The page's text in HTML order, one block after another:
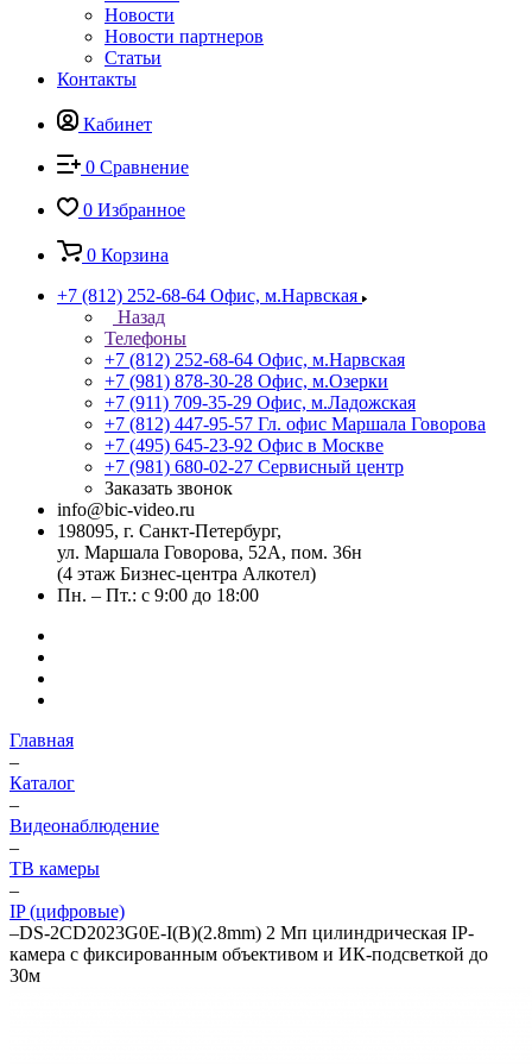
Новости
Новости партнеров
Статьи
Контакты
Кабинет
0 Сравнение
0 Избранное
0 Корзина
+7 (812) 252-68-64 Офис, м.Нарвская
Назад
Телефоны
+7 (812) 252-68-64 Офис, м.Нарвская
+7 (981) 878-30-28 Офис, м.Озерки
+7 (911) 709-35-29 Офис, м.Ладожская
+7 (812) 447-95-57 Гл. офис Маршала Говорова
+7 (495) 645-23-92 Офис в Москве
+7 (981) 680-02-27 Сервисный центр
Заказать звонок
info@bic-video.ru
198095, г. Санкт-Петербург,
ул. Маршала Говорова, 52А, пом. 36н
(4 этаж Бизнес-центра Алкотел)
Пн. – Пт.: с 9:00 до 18:00
Главная
–
Каталог
–
Видеонаблюдение
–
ТВ камеры
–
IP (цифровые)
–DS-2CD2023G0E-I(B)(2.8mm) 2 Мп цилиндрическая IP-
камера с фиксированным объективом и ИК-подсветкой до
30м